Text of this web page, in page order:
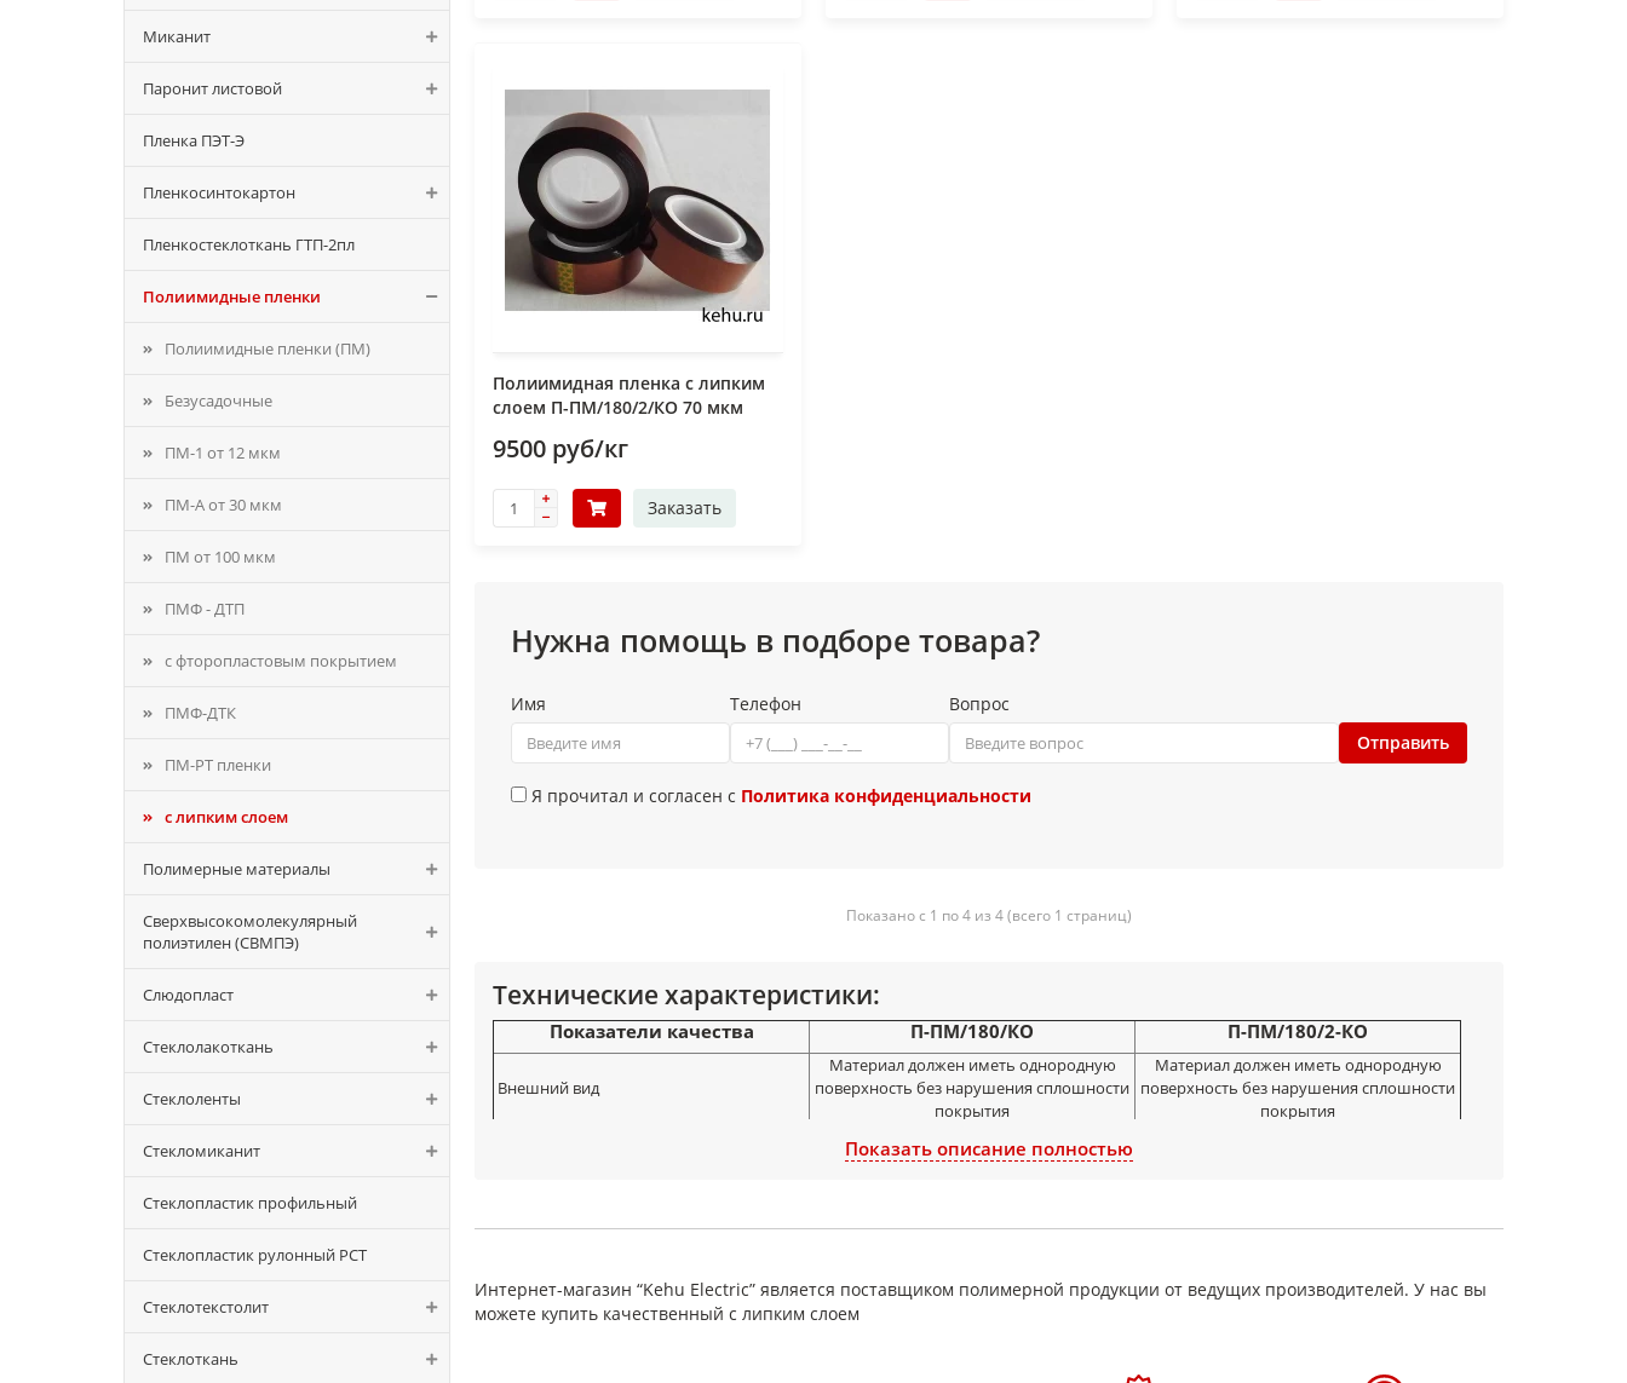
Миканит
Паронит листовой
Пленка ПЭТ-Э
Пленкосинтокартон
Пленкостеклоткань ГТП-2пл
Полиимидные пленки
Полиимидные пленки (ПМ)
Безусадочные
ПМ-1 от 12 мкм
ПМ-А от 30 мкм
ПМ от 100 мкм
ПМФ - ДТП
с фторопластовым покрытием
ПМФ-ДТК
ПМ-РТ пленки
с липким слоем
Полимерные материалы
Сверхвысокомолекулярный
полиэтилен (СВМПЭ)
Слюдопласт
Стеклолакоткань
Стеклоленты
Стекломиканит
Стеклопластик профильный
Стеклопластик рулонный РСТ
Стеклотекстолит
Стеклоткань
Полиимидная пленка с липким
слоем П-ПМ/180/2/КО 70 мкм
9500 руб/кг
Заказать
Нужна помощь в подборе товара?
Имя Телефон
Вопрос
Отправить
Я прочитал и согласен с Политика конфиденциальности
Показано с 1 по 4 из 4 (всего 1 страниц)
Технические характеристики:
Показатели качества П-ПМ/180/КО П-ПМ/180/2-КО
Внешний вид
Материал должен иметь однородную
поверхность без нарушения сплошности
покрытия
Материал должен иметь однородную
поверхность без нарушения сплошности
покрытия
Удельная разрушающая нагрузка при
Удельное объемное электрическое
сопротивление, Ом*м, не менее
Показать описание полностью
Интернет-магазин “Kehu Electric” является поставщиком полимерной продукции от ведущих производителей. У нас вы
можете купить качественный с липким слоем